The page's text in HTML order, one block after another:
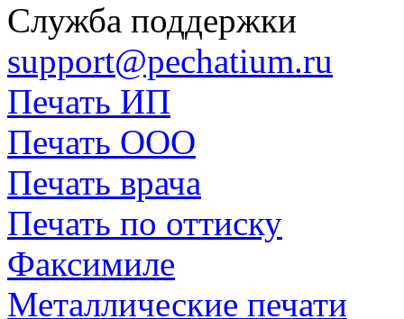
Служба поддержки
support@pechatium.ru
Печать ИП
Печать ООО
Печать врача
Печать по оттиску
Факсимиле
Металлические печати